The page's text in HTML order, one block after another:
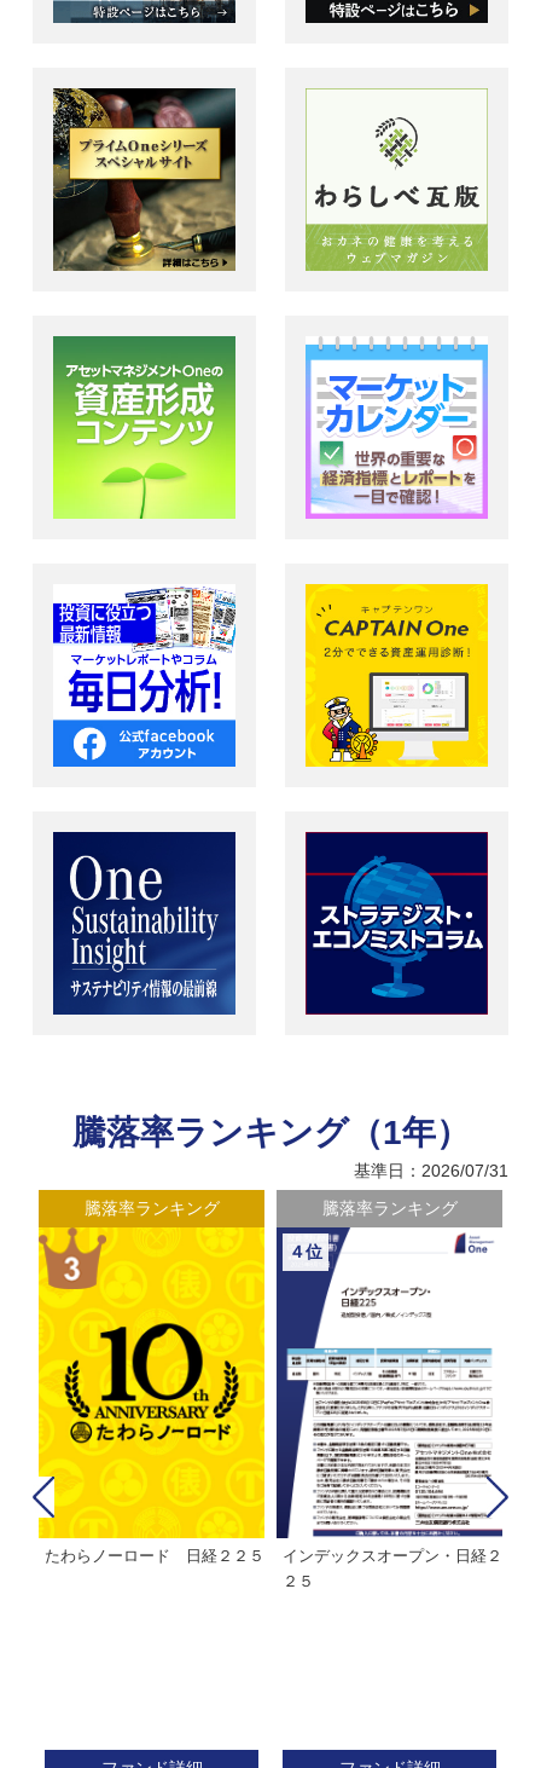
騰落率ランキング（1年）
基準日：2026/07/31
騰落率ランキング
たわらノーロード 日経２２５
騰落率ランキング
４位
インデックスオープン・日経２
２５